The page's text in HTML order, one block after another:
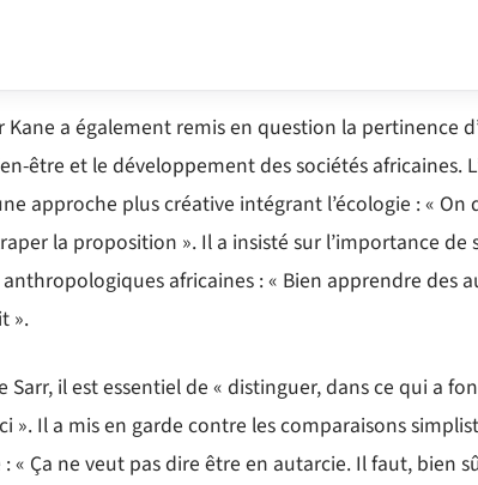
Kane a également remis en question la pertinence
être et le développement des sociétés africaines.
approche plus créative intégrant l’écologie : «
la proposition ». Il a insisté sur l’importance de
africaines : « Bien apprendre des
».
Sarr, il est essentiel de « distinguer, dans ce qui a
». Il a mis en garde contre les comparaisons
« Ça ne veut pas dire être en autarcie. Il faut, bien